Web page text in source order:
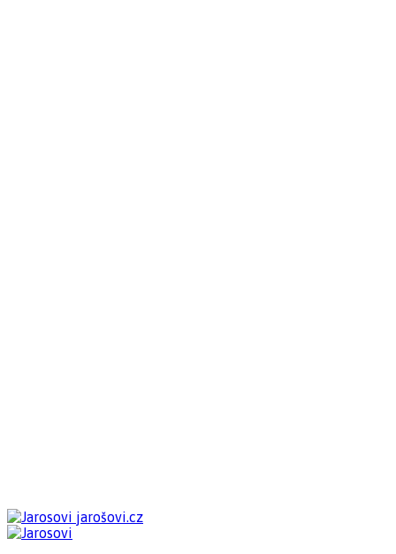
jarošovi.cz